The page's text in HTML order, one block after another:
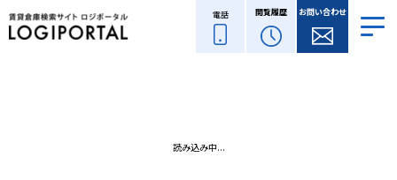
電話 閲覧履歴 お問い合わせ
読み込み中...